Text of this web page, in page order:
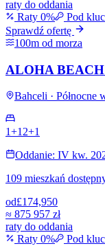
raty do oddania
Raty 0%
Pod
Sprawdź ofertę
100m od morza
ALOHA
Bahceli · Północne
1+1 2+1
Oddanie: IV kw.
109 mieszkań
od£174,950
≈ 875 957 zł
raty do oddania
Raty 0%
Pod